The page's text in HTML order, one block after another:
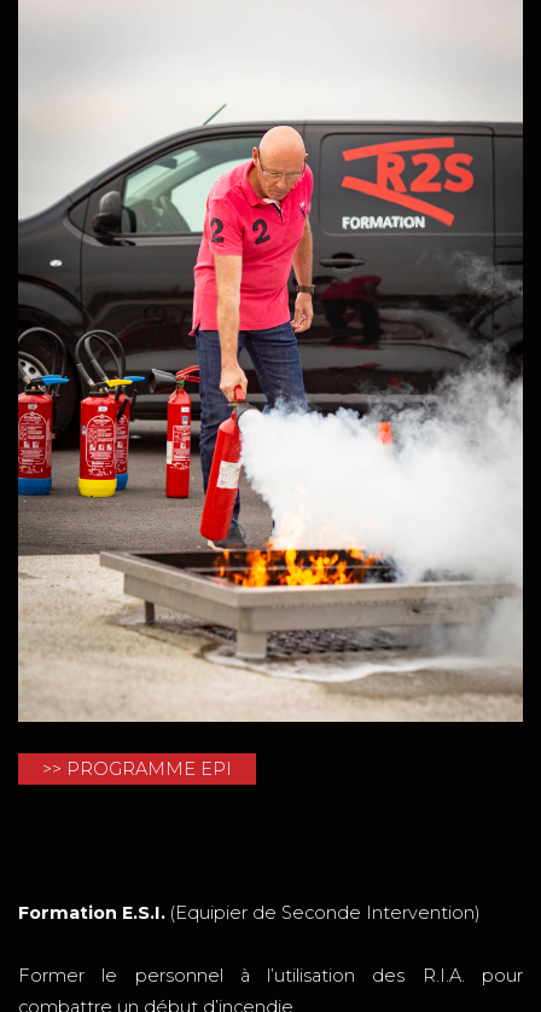
>> PROGRAMME EPI
Formation E.S.I. (Equipier de Seconde Intervention)
Former le personnel à l’utilisation des R.I.A. pour
combattre un début d’incendie